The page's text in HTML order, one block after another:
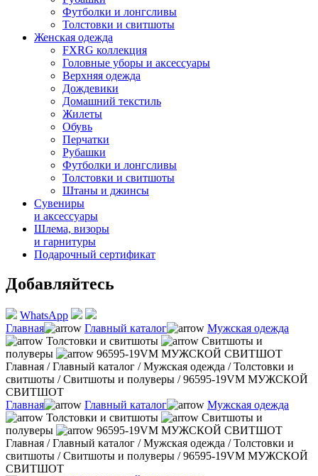
Футболки и лонгсливы
Толстовки и свитшоты
Женская одежда
FXRG коллекция
Головные уборы и аксессуары
Верхняя одежда
Дождевики
Домашний текстиль
Жилеты
Обувь
Перчатки
Рубашки
Футболки и лонгсливы
Толстовки и свитшоты
Штаны и джинсы
Сувениры
и аксессуары
Шлема, визоры
и гарнитуры
Подарочный сертификат
Добавляйтесь
WhatsApp
Главная
Главный каталог
Мужская одежда
Толстовки и свитшоты
Свитшоты и
полуверы
96595-19VM МУЖСКОЙ СВИТШОТ
Главная /Главный каталог /Мужская одежда /Толстовки и
свитшоты /Свитшоты и полуверы /96595-19VM МУЖСКОЙ
СВИТШОТ
Главная
Главный каталог
Мужская одежда
Толстовки и свитшоты
Свитшоты и
полуверы
96595-19VM МУЖСКОЙ СВИТШОТ
Главная /Главный каталог /Мужская одежда /Толстовки и
свитшоты /Свитшоты и полуверы /96595-19VM МУЖСКОЙ
СВИТШОТ